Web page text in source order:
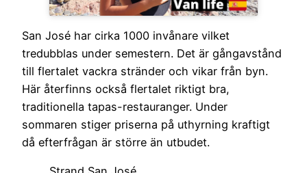
San José har cirka 1000 invånare vilket
tredubblas under semestern. Det är gångavstånd
till flertalet vackra stränder och vikar från byn.
Här återfinns också flertalet riktigt bra,
traditionella tapas-restauranger. Under
sommaren stiger priserna på uthyrning kraftigt
då efterfrågan är större än utbudet.